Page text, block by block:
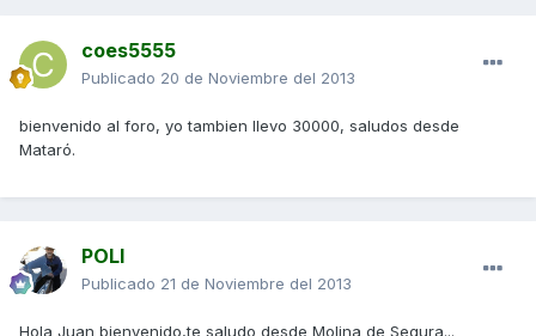
coes5555
Publicado 20 de Noviembre del 2013
bienvenido al foro, yo tambien llevo 30000, saludos desde
Mataró.
POLI
Publicado 21 de Noviembre del 2013
Hola Juan bienvenido,te saludo desde Molina de Segura...